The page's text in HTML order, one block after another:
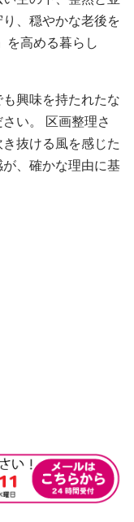
、穏やかな老後を
を高める暮らし
興味を持たれたな
い。 区画整理さ
抜ける風を感じた
、確かな理由に基